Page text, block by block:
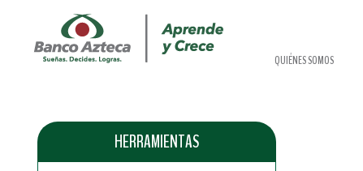
QUIÉNES SOMOS
HERRAMIENTAS